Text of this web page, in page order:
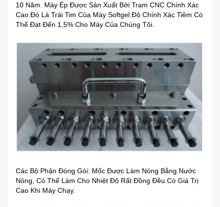
10 Năm. Máy Ép Được Sản Xuất Bởi Trạm CNC Chính Xác
Cao.Đó Là Trái Tim Của Máy Softgel.Độ Chính Xác Tiêm Có
Thể Đạt Đến 1,5% Cho Máy Của Chúng Tôi.
Các Bộ Phận Đóng Gói: Mốc Được Làm Nóng Bằng Nước
Nóng, Có Thể Làm Cho Nhiệt Độ Rất Đồng Đều.có Giá Trị
Cao Khi Máy Chạy.